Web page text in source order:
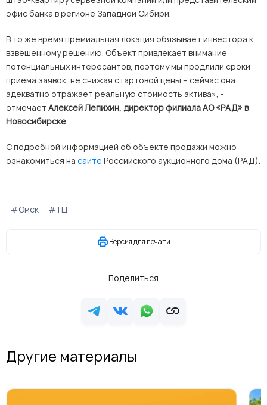
офис банка в регионе Западной Сибири.
В то же время премиальная локация обязывает инвестора к
взвешенному решению. Объект привлекает внимание
потенциальных интересантов, поэтому мы продлили сроки
приема заявок, не снижая стартовой цены – сейчас она
адекватно отражает реальную стоимость актива», -
отмечает Алексей Лепихин, директор филиала АО «РАД» в
Новосибирске
С подробной информацией об объекте продажи можно
ознакомиться на сайте Российского аукционного дома (РАД).
#Омск #ТЦ
Версия для печати
Поделиться
Другие материалы